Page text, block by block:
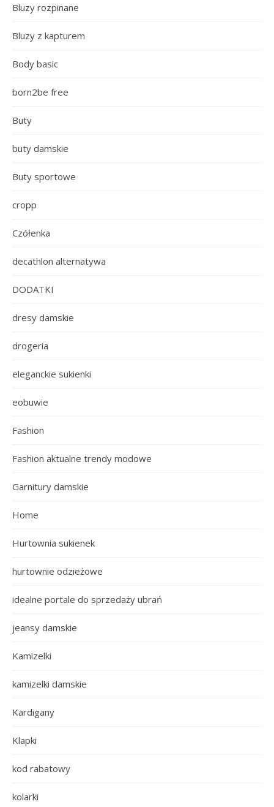
Bluzy rozpinane
Bluzy z kapturem
Body basic
born2be free
Buty
buty damskie
Buty sportowe
cropp
Czółenka
decathlon alternatywa
DODATKI
dresy damskie
drogeria
eleganckie sukienki
eobuwie
Fashion
Fashion aktualne trendy modowe
Garnitury damskie
Home
Hurtownia sukienek
hurtownie odzieżowe
idealne portale do sprzedaży ubrań
jeansy damskie
Kamizelki
kamizelki damskie
Kardigany
Klapki
kod rabatowy
kolarki